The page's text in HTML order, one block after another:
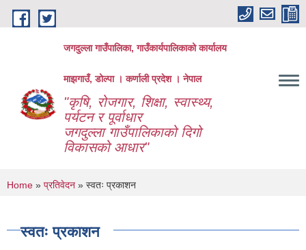
Skip to main content
जगदुल्ला गाउँपालिका, गाउँकार्यपालिकाको कार्यालय
माझगाउँ, डोल्पा । कर्णाली प्रदेश । नेपाल
"कृषि, रोजगार, शिक्षा, स्वास्थ्य,
पर्यटन र पूर्वाधार
जगदुल्ला गाउँपालिकाको दिगो
विकासको आधार"
You are here
Home » प्रतिवेदन » स्वतः प्रकाशन
स्वतः प्रकाशन